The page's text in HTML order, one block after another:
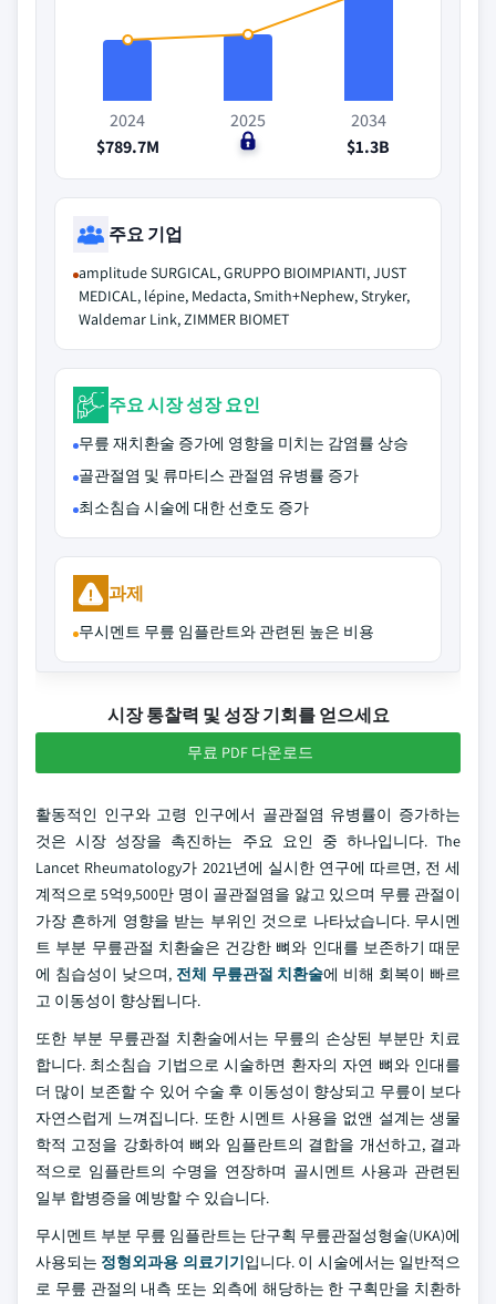
2024
$789.7M
2025
$0
2034
$1.3B
주요 기업
amplitude SURGICAL, GRUPPO BIOIMPIANTI, JUST
MEDICAL, lépine, Medacta, Smith+Nephew, Stryker,
Waldemar Link, ZIMMER BIOMET
주요 시장 성장 요인
무릎 재치환술 증가에 영향을 미치는 감염률 상승
골관절염 및 류마티스 관절염 유병률 증가
최소침습 시술에 대한 선호도 증가
과제
무시멘트 무릎 임플란트와 관련된 높은 비용
시장 통찰력 및 성장 기회를 얻으세요
무료 PDF 다운로드
활동적인 인구와 고령 인구에서 골관절염 유병률이 증가하는
것은 시장 성장을 촉진하는 주요 요인 중 하나입니다. The
Lancet Rheumatology가 2021년에 실시한 연구에 따르면, 전 세
계적으로 5억9,500만 명이 골관절염을 앓고 있으며 무릎 관절이
가장 흔하게 영향을 받는 부위인 것으로 나타났습니다. 무시멘
트 부분 무릎관절 치환술은 건강한 뼈와 인대를 보존하기 때문
에 침습성이 낮으며, 전체 무릎관절 치환술에 비해 회복이 빠르
고 이동성이 향상됩니다.
또한 부분 무릎관절 치환술에서는 무릎의 손상된 부분만 치료
합니다. 최소침습 기법으로 시술하면 환자의 자연 뼈와 인대를
더 많이 보존할 수 있어 수술 후 이동성이 향상되고 무릎이 보다
자연스럽게 느껴집니다. 또한 시멘트 사용을 없앤 설계는 생물
학적 고정을 강화하여 뼈와 임플란트의 결합을 개선하고, 결과
적으로 임플란트의 수명을 연장하며 골시멘트 사용과 관련된
일부 합병증을 예방할 수 있습니다.
무시멘트 부분 무릎 임플란트는 단구획 무릎관절성형술(UKA)에
사용되는 정형외과용 의료기기입니다. 이 시술에서는 일반적으
로 무릎 관절의 내측 또는 외측에 해당하는 한 구획만을 치환하